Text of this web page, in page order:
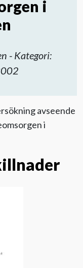
i
- Kategori:
avseende
i